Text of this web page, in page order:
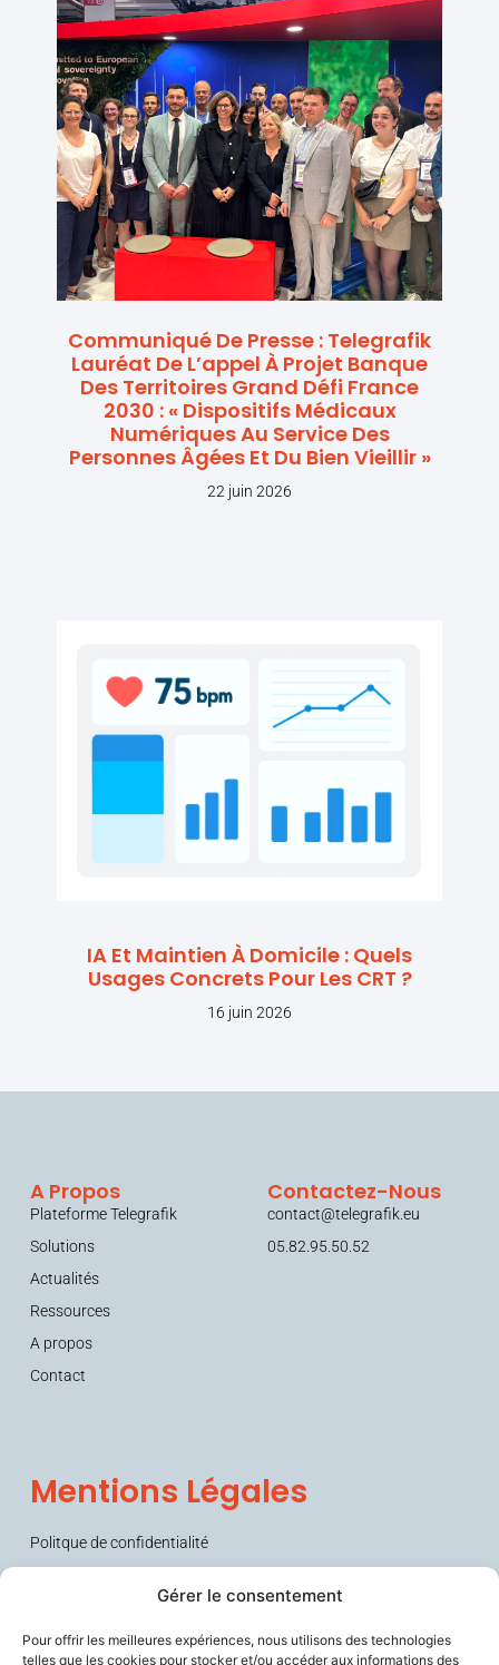
Gérer le consentement
Pour offrir les meilleures expériences, nous utilisons des technologies
telles que les cookies pour stocker et/ou accéder aux informations des
Communiqué De Presse : Telegrafik
Lauréat De L’appel À Projet Banque
Des Territoires Grand Défi France
2030 : « Dispositifs Médicaux
Numériques Au Service Des
Personnes Âgées Et Du Bien Vieillir »
22 juin 2026
IA Et Maintien À Domicile : Quels
Usages Concrets Pour Les CRT ?
16 juin 2026
A Propos
Plateforme Telegrafik
Solutions
Actualités
Ressources
A propos
Contact
Contactez-Nous
contact@telegrafik.eu
05.82.95.50.52
Mentions Légales
Politque de confidentialité